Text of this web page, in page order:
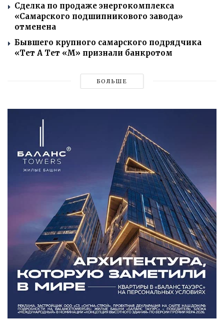
Сделка по продаже энергокомплекса
«Самарского подшипникового завода»
отменена
Бывшего крупного самарского подрядчика
«Тет А Тет «М» признали банкротом
БОЛЬШЕ